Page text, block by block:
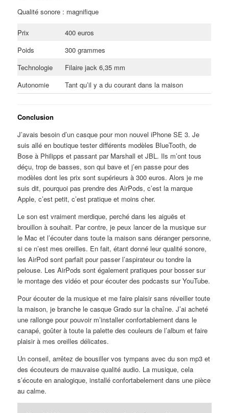
Qualité sonore : magnifique
Prix
400 euros
Poids
300 grammes
Technologie
Filaire jack 6,35 mm
Autonomie
Tant qu’il y a du courant dans la maison
Conclusion
J’avais besoin d’un casque pour mon nouvel iPhone SE 3. Je
suis allé en boutique tester différents modèles BlueTooth, de
Bose à Philipps et passant par Marshall et JBL. Ils m’ont tous
déçu, trop de basses, son qui bave et j’en passe pour des
modèles dont les prix sont supérieurs à 300 euros. Alors je me
suis dit, pourquoi pas prendre des AirPods, c’est la marque
Apple, c’est petit, c’est pratique et moins cher.
Le son est vraiment merdique, perché dans les aiguës et
brouillon à souhait. Par contre, je peux lancer de la musique sur
le Mac et l’écouter dans toute la maison sans déranger personne,
si ce n’est mes oreilles. En fait, étant donné leur qualité sonore,
les AirPod sont parfait pour passer l’aspirateur ou tondre la
pelouse. Les AirPods sont également pratiques pour bosser sur
le montage des vidéo et pour écouter des podcasts sur YouTube.
Pour écouter de la musique et me faire plaisir sans réveiller toute
la maison, je branche le casque Grado sur la chaîne. J’ai acheté
une rallonge pour pouvoir m’installer confortablement dans le
canapé, goûter à toute la palette des couleurs de l’album et faire
plaisir à mes oreilles délicates.
Un conseil, arrêtez de bousiller vos tympans avec du son mp3 et
des écouteurs de mauvaise qualité audio. La musique, cela
s’écoute en analogique, installé confortabelement dans une pièce
au calme.